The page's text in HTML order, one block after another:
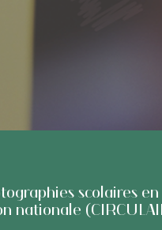
scolaires
nationale